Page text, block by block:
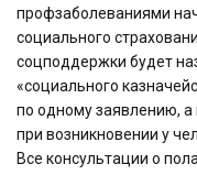
профзаболеваниями
социального
соцподдержки будет
«социального
по одному заявлению, а
при возникновении у
Все консультации о